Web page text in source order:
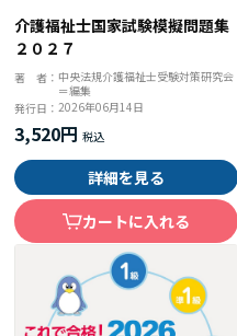
介護福祉士国家試験模擬問題集
２０２７
著 者： 中央法規介護福祉士受験対策研究会
＝編集
発行日：2026年06月14日
3,520円
詳細を見る
カートに入れる